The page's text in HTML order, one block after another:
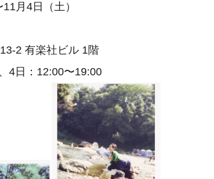
月4日（土）
2 有楽社ビル 1階
4日：12:00〜19:00